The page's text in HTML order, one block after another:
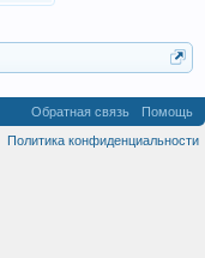
Обратная связь
Помощь
Политика конфиденциальности